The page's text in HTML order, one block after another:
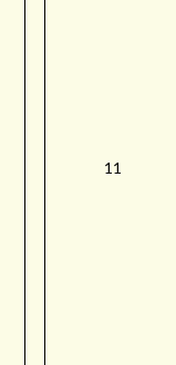
11